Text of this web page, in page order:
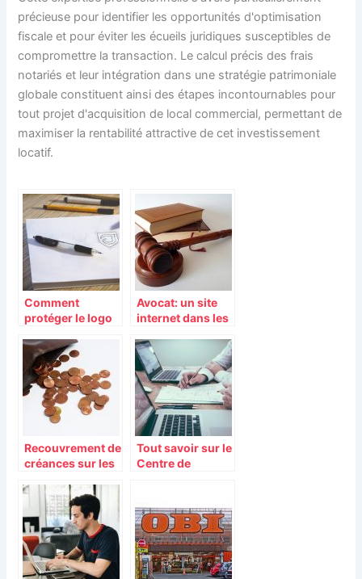
précieuse pour identifier les opportunités d'optimisation
fiscale et pour éviter les écueils juridiques susceptibles de
compromettre la transaction. Le calcul précis des frais
notariés et leur intégration dans une stratégie patrimoniale
globale constituent ainsi des étapes incontournables pour
tout projet d'acquisition de local commercial, permettant de
maximiser la rentabilité attractive de cet investissement
locatif.
Comment
protéger le logo
Avocat: un site
internet dans les
vous attirer un
peu plus de
visibilité
Recouvrement de
créances sur les
Tout savoir sur le
Centre de
CFE